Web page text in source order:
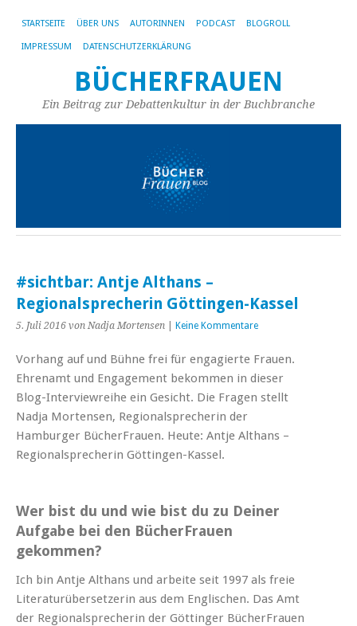
STARTSEITE ÜBER UNS AUTORINNEN PODCAST BLOGROLL
IMPRESSUM DATENSCHUTZERKLÄRUNG
BÜCHERFRAUEN
Ein Beitrag zur Debattenkultur in der Buchbranche
#sichtbar: Antje Althans –
Regionalsprecherin Göttingen-Kassel
5. Juli 2016 von Nadja Mortensen Keine Kommentare
Vorhang auf und Bühne frei für engagierte Frauen.
Ehrenamt und Engagement bekommen in dieser
Blog-Interviewreihe ein Gesicht. Die Fragen stellt
Nadja Mortensen, Regionalsprecherin der
Hamburger BücherFrauen. Heute: Antje Althans –
Regionalsprecherin Göttingen-Kassel.
Wer bist du und wie bist du zu Deiner
Aufgabe bei den BücherFrauen
gekommen?
Ich bin Antje Althans und arbeite seit 1997 als freie
Literaturübersetzerin aus dem Englischen. Das Amt
der Regionalsprecherin der Göttinger BücherFrauen